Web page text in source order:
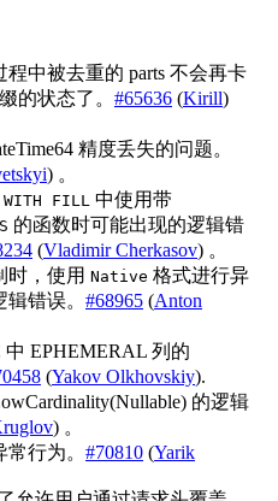
程中被去重的 parts 不会再卡
的状态了。 #65636 (Kirill)
精度丢失的问题。
) 。
FILL 中使用带
的函数时可能出现的逻辑错
(Vladimir Cherkasov) 。
时，使用 Native 格式进行异
错误。 #68965 (Anton
EPHEMERAL 列的
(Yakov Olkhovskiy).
的逻辑
) 。
行为。 #70810 (Yarik